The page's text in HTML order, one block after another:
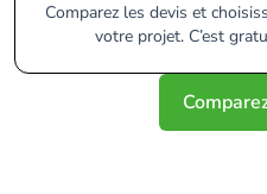
Comparez les devis et
votre projet. C’est